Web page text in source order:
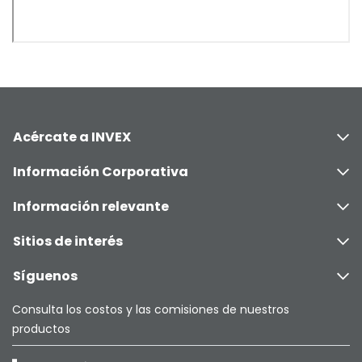
Acércate a INVEX
Información Corporativa
Información relevante
Sitios de interés
Síguenos
Consulta los costos y las comisiones de nuestros
productos